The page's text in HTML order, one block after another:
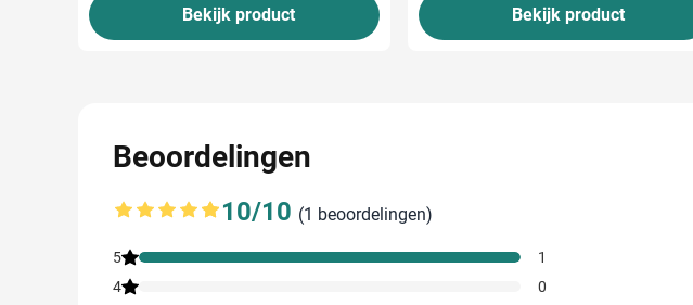
Bekijk product Bekijk product
Beoordelingen
Gemiddelde beoordeling: 10 van 10
10/10 (1 beoordelingen)
5
1
4
0